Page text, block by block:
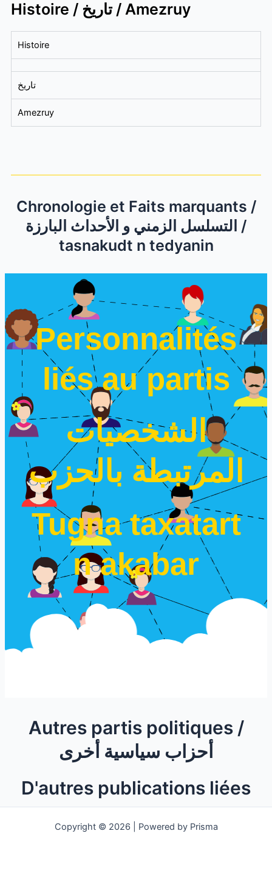
Histoire / تاريخ / Amezruy
Histoire
تاريخ
Amezruy
Chronologie et Faits marquants /
التسلسل الزمني و الأحداث البارزة /
tasnakudt n tedyanin
Personnalités
liés au partis
الشخصيات
المرتبطة بالحزب
Tugna taxatart
n akabar
Autres partis politiques /
أحزاب سياسية أخرى
D'autres publications liées
Copyright © 2026 | Powered by Prisma